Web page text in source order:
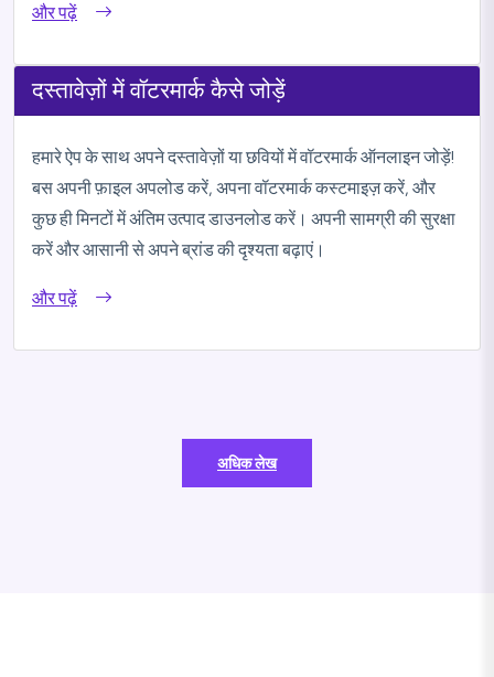
और पढ़ें
दस्तावेज़ों में वॉटरमार्क कैसे जोड़ें
हमारे ऐप के साथ अपने दस्तावेज़ों या छवियों में वॉटरमार्क ऑनलाइन जोड़ें!
बस अपनी फ़ाइल अपलोड करें, अपना वॉटरमार्क कस्टमाइज़ करें, और
कुछ ही मिनटों में अंतिम उत्पाद डाउनलोड करें। अपनी सामग्री की सुरक्षा
करें और आसानी से अपने ब्रांड की दृश्यता बढ़ाएं।
और पढ़ें
अधिक लेख